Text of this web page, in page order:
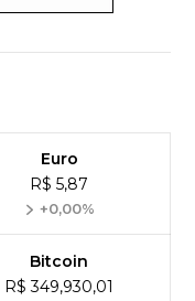
Euro
R$ 5,87
+0,00%
Bitcoin
R$ 349,930,01